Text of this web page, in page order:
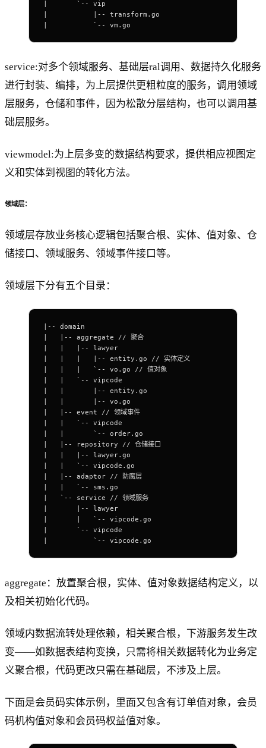
|       `-- vip
|           |-- transform.go
|           `-- vm.go
service:对多个领域服务、基础层ral调用、数据持久化服务
进行封装、编排，为上层提供更粗粒度的服务，调用领域
层服务，仓储和事件，因为松散分层结构，也可以调用基
础层服务。
viewmodel:为上层多变的数据结构要求，提供相应视图定
义和实体到视图的转化方法。
领域层：
领域层存放业务核心逻辑包括聚合根、实体、值对象、仓
储接口、领域服务、领域事件接口等。
领域层下分有五个目录：
|-- domain
|   |-- aggregate // 聚合
|   |   |-- lawyer
|   |   |   |-- entity.go // 实体定义
|   |   |   `-- vo.go // 值对象
|   |   `-- vipcode
|   |       |-- entity.go
|   |       |-- vo.go
|   |-- event // 领域事件
|   |   `-- vipcode
|   |       `-- order.go
|   |-- repository // 仓储接口
|   |   |-- lawyer.go
|   |   `-- vipcode.go
|   |-- adaptor // 防腐层
|   |   `-- sms.go
|   `-- service // 领域服务
|       |-- lawyer
|       |   `-- vipcode.go
|       `-- vipcode
|           `-- vipcode.go
aggregate：放置聚合根，实体、值对象数据结构定义，以
及相关初始化代码。
领域内数据流转处理依赖，相关聚合根，下游服务发生改
变——如数据表结构变换，只需将相关数据转化为业务定
义聚合根，代码更改只需在基础层，不涉及上层。
下面是会员码实体示例，里面又包含有订单值对象，会员
码机构值对象和会员码权益值对象。